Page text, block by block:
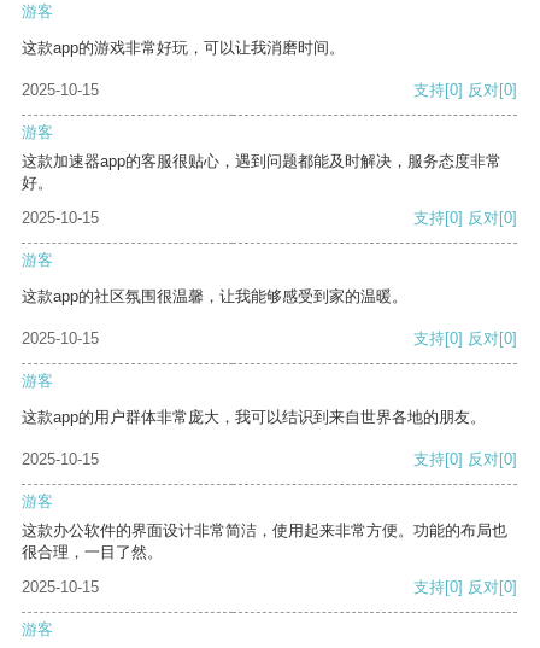
游客
这款app的游戏非常好玩，可以让我消磨时间。
2025-10-15 支持[0] 反对[0]
游客
这款加速器app的客服很贴心，遇到问题都能及时解决，服务态度非常
好。
2025-10-15
支持[0] 反对[0]
游客
这款app的社区氛围很温馨，让我能够感受到家的温暖。
2025-10-15 支持[0] 反对[0]
游客
这款app的用户群体非常庞大，我可以结识到来自世界各地的朋友。
2025-10-15 支持[0] 反对[0]
游客
这款办公软件的界面设计非常简洁，使用起来非常方便。功能的布局也
很合理，一目了然。
2025-10-15
支持[0] 反对[0]
游客